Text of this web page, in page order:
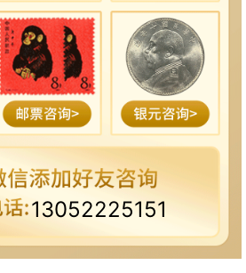
13052225151